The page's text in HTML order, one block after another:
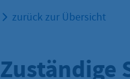
zurück zur Übersicht
Zuständige